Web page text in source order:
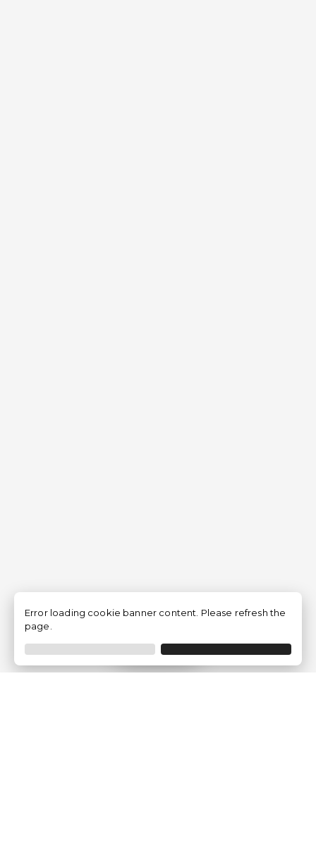
Filtrar
Error loading cookie banner content. Please refresh the
page.